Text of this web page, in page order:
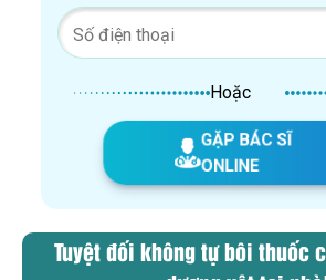
Hoặc
GẶP BÁC SĨ
ONLINE
Tuyệt đối không tự bôi thuốc